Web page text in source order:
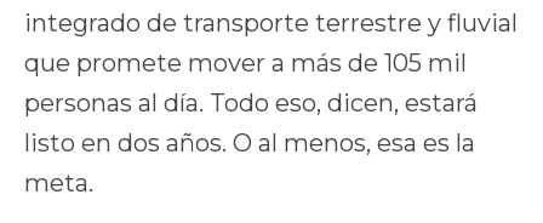
integrado de transporte terrestre y fluvial
que promete mover a más de 105 mil
personas al día. Todo eso, dicen, estará
listo en dos años. O al menos, esa es la
meta.